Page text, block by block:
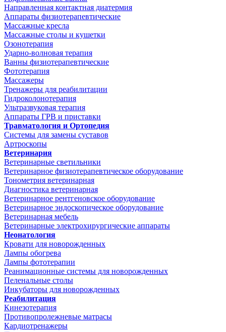
Направленная контактная диатермия
Аппараты физиотерапевтические
Массажные кресла
Массажные столы и кушетки
Озонотерапия
Ударно-волновая терапия
Ванны физиотерапевтические
Фототерапия
Массажеры
Тренажеры для реабилитации
Гидроколонотерапия
Ультразвуковая терапия
Аппараты ГРВ и приставки
Травматология и Ортопедия
Системы для замены суставов
Артроскопы
Ветеринария
Ветеринарные светильники
Ветеринарное физиотерапевтическое оборудование
Тонометрия ветеринарная
Диагностика ветеринарная
Ветеринарное рентгеновское оборудование
Ветеринарное эндоскопическое оборудование
Ветеринарная мебель
Ветеринарные электрохирургические аппараты
Неонатология
Кровати для новорожденных
Лампы обогрева
Лампы фототерапии
Реанимационные системы для новорожденных
Пеленальные столы
Инкубаторы для новорожденных
Реабилитация
Кинезотерапия
Противопролежневые матрасы
Кардиотренажеры